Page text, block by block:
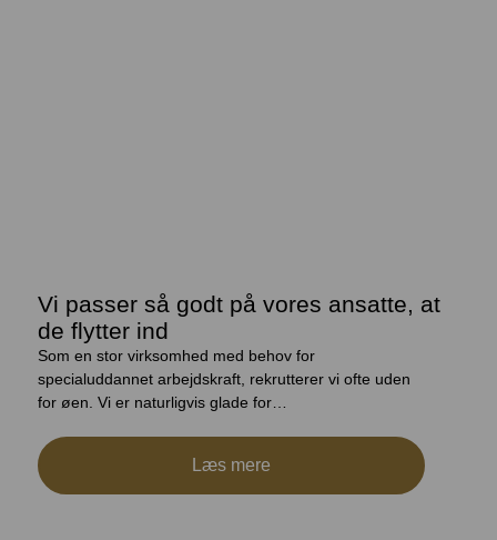
Vi passer så godt på vores ansatte, at
de flytter ind
Som en stor virksomhed med behov for
specialuddannet arbejdskraft, rekrutterer vi ofte uden
for øen. Vi er naturligvis glade for…
Læs mere